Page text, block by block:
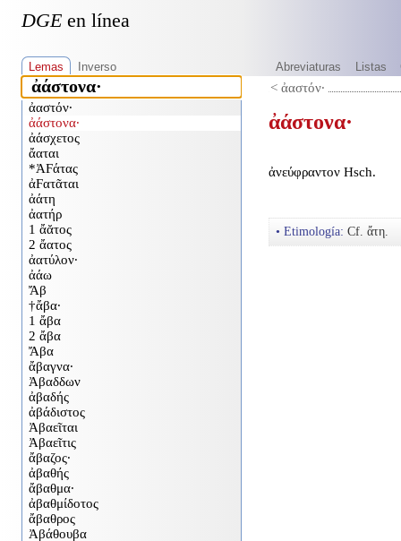
Abreviaturas Listas
DGE en línea
Lemas Inverso